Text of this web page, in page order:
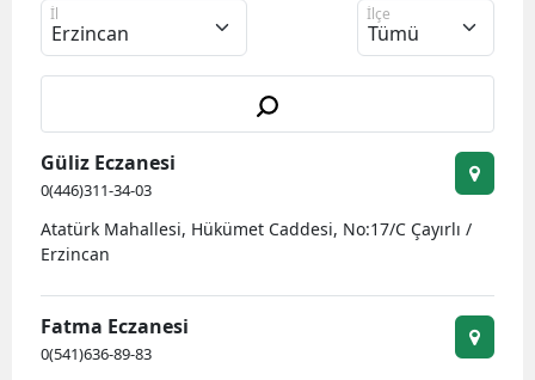
Bingöl
Burdur
İl İlçe
Güliz Eczanesi
0(446)311-34-03
Atatürk Mahallesi, Hükümet Caddesi, No:17/C Çayırlı /
Erzincan
Fatma Eczanesi
0(541)636-89-83